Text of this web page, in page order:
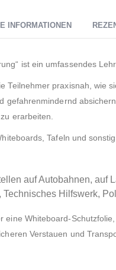
INFORMATIONEN
ist ein umfassendes
Teilnehmer praxisnah, wie
gefahrenmindernd
erarbeiten.
Tafeln und
auf Autobahnen, auf
Hilfswerk,
eine Whiteboard-
Verstauen und